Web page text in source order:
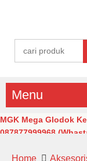
Menu
MGK Mega Glodok
087877999968
Home